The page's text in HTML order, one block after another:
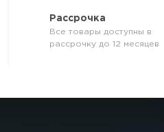
Рассрочка
Все товары доступны в
рассрочку до 12 месяцев